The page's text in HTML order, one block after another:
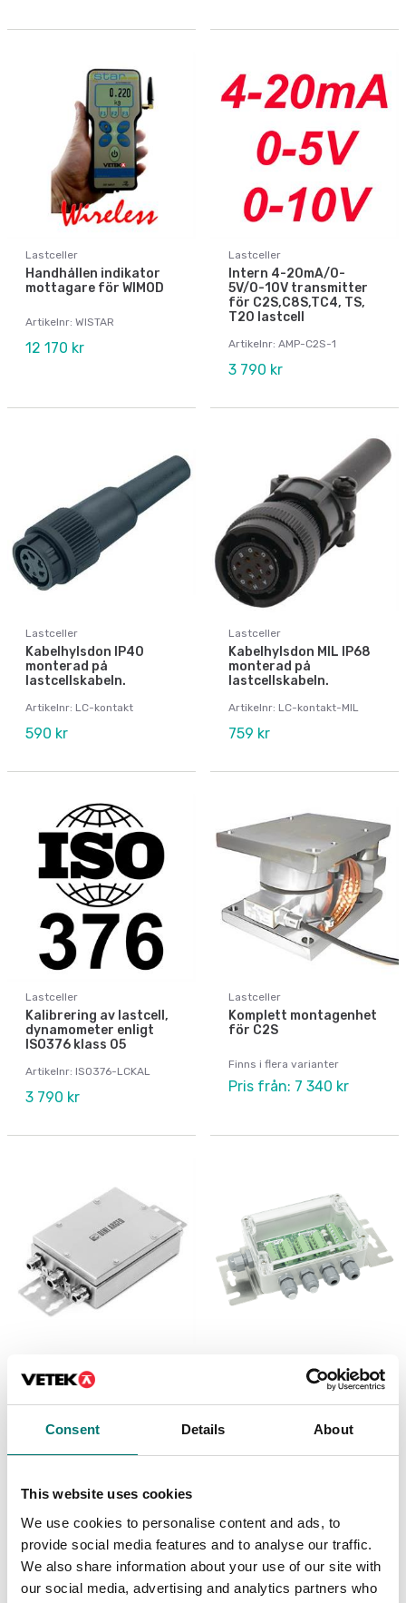
Consent Details About
This website uses cookies
We use cookies to personalise content and ads, to
provide social media features and to analyse our traffic.
We also share information about your use of our site with
our social media, advertising and analytics partners who
Lastceller
Handhållen indikator
mottagare för WIMOD
Artikelnr: WISTAR
12 170 kr
Lastceller
Intern 4-20mA/0-
5V/0-10V transmitter
för C2S,C8S,TC4, TS,
T20 lastcell
Artikelnr: AMP-C2S-1
3 790 kr
Lastceller
Kabelhylsdon IP40
monterad på
lastcellskabeln.
Artikelnr: LC-kontakt
590 kr
Lastceller
Kabelhylsdon MIL IP68
monterad på
lastcellskabeln.
Artikelnr: LC-kontakt-MIL
759 kr
Lastceller
Kalibrering av lastcell,
dynamometer enligt
ISO376 klass 05
Artikelnr: ISO376-LCKAL
3 790 kr
Lastceller
Komplett montagenhet
för C2S
Finns i flera varianter
Pris från: 7 340 kr
Kopplingsbox i
rostfritt IP68/IP69K
för 4st lastceller, AISI
304.
Kopplingsbox IP67 för
4st lastceller ABS plast
med
överspänningsskydd.